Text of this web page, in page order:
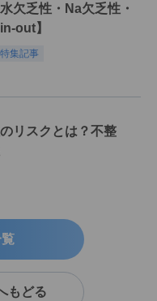
欠乏性・Na欠乏性・
out】
特集記事
リスクとは？不整
もどる